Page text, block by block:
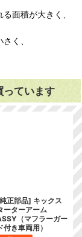
面積が大きく、
く、
っています
正部品] キックス
ーターアーム
（マフラーガー
付き車両用）